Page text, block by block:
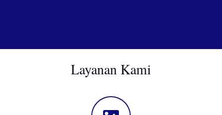
Layanan Kami